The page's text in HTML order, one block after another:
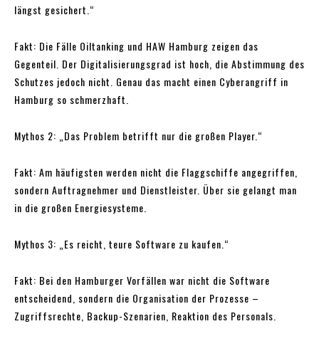
längst gesichert.“
Fakt: Die Fälle Oiltanking und HAW Hamburg zeigen das
Gegenteil. Der Digitalisierungsgrad ist hoch, die Abstimmung des
Schutzes jedoch nicht. Genau das macht einen Cyberangriff in
Hamburg so schmerzhaft.
Mythos 2: „Das Problem betrifft nur die großen Player.“
Fakt: Am häufigsten werden nicht die Flaggschiffe angegriffen,
sondern Auftragnehmer und Dienstleister. Über sie gelangt man
in die großen Energiesysteme.
Mythos 3: „Es reicht, teure Software zu kaufen.“
Fakt: Bei den Hamburger Vorfällen war nicht die Software
entscheidend, sondern die Organisation der Prozesse –
Zugriffsrechte, Backup-Szenarien, Reaktion des Personals.